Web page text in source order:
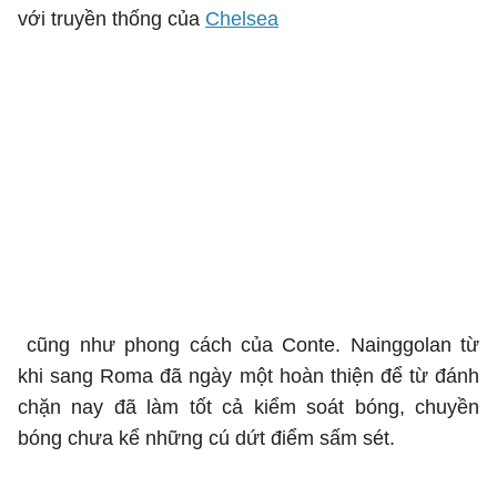
với truyền thống của Chelsea
cũng như phong cách của Conte. Nainggolan từ
khi sang Roma đã ngày một hoàn thiện để từ đánh
chặn nay đã làm tốt cả kiểm soát bóng, chuyền
bóng chưa kể những cú dứt điểm sấm sét.